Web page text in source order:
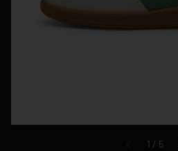
ANTERIOR
1 / de
5